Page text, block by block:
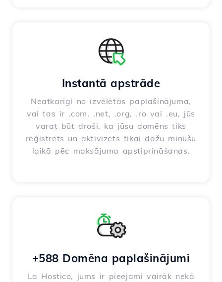
Instantā apstrāde
Neatkarīgi no izvēlētās paplašinājuma,
vai tas ir .com, .net, .org, .ro vai .eu, jūs
varat būt droši, ka jūsu domēns tiks
reģistrēts un aktivizēts tikai dažu minūšu
laikā pēc maksājuma apstiprināšanas.
+588 Domēna paplašinājumi
La Hostico, jums ir pieejami vairāk nekā